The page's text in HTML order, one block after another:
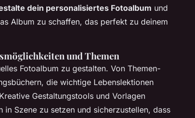
dein personalisiertes Fotoalbum und
Album zu schaffen, das perfekt zu deinem
und Themen
Fotoalbum zu gestalten. Von Themen-
, die wichtige Lebenslektionen
Gestaltungstools und Vorlagen
Szene zu setzen und sicherzustellen, dass